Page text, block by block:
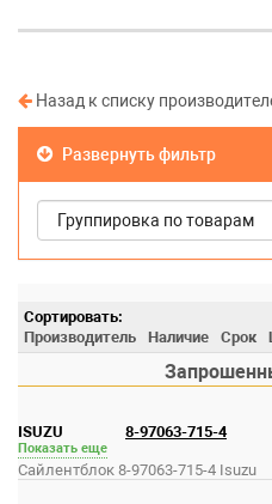
Назад к списку
Развернуть фильтр
Производитель Наличие Срок
ISUZU
Показать еще
8-97063-715-4
Сайлентблок 8-97063-715-4 Isuzu